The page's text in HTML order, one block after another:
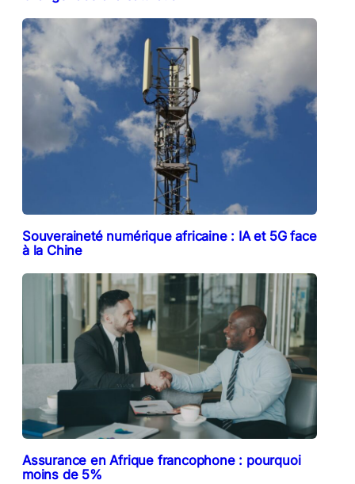
Souveraineté numérique africaine : IA et 5G face
à la Chine
Assurance en Afrique francophone : pourquoi
moins de 5%